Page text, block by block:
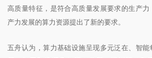
高质量特征，是符合高质量发展要求的生产
产力发展的算力资源提出了新的要求。
五舟认为，算力基础设施呈现多元泛在、智